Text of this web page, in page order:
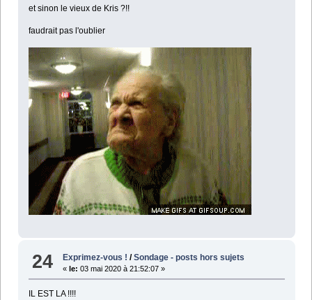
et sinon le vieux de Kris ?!!
faudrait pas l'oublier
24 Exprimez-vous ! /Sondage - posts hors sujets
«le: 03 mai 2020 à 21:52:07 »
IL EST LA !!!!